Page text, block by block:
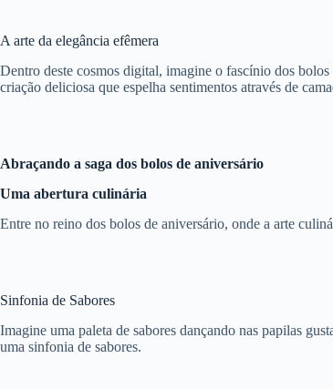
A arte da elegância efêmera
Dentro deste cosmos digital, imagine o fascínio dos
criação deliciosa que espelha sentimentos através de
Abraçando a saga dos bolos de aniversário
Uma abertura culinária
Entre no reino dos bolos de aniversário, onde a arte
Sinfonia de Sabores
Imagine uma paleta de sabores dançando nas papilas
uma sinfonia de sabores.